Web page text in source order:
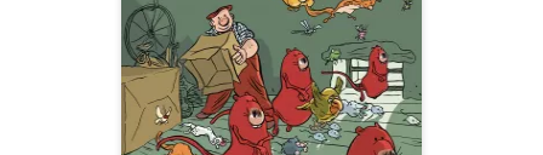
Date de parution :
19/01/2007
Revoilou lou héros qué
s’appeleriou Aimé Lacapelle !
Autres tomes